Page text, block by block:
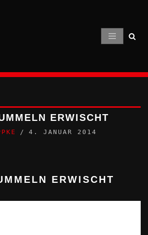
ERWISCHT
4. JANUAR 2014
ERWISCHT